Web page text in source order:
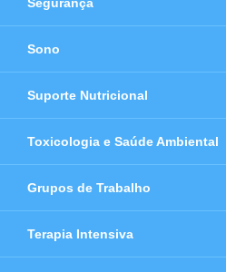
Sono
Suporte Nutricional
Toxicologia e Saúde Ambiental
Grupos de Trabalho
Terapia Intensiva